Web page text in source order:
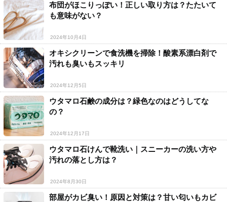
布団がほこりっぽい！正しい取り方は？たたいて
も意味がない？
2024年10月4日
オキシクリーンで食洗機を掃除！酸素系漂白剤で
汚れも臭いもスッキリ
2024年12月5日
ウタマロ石鹸の成分は？緑色なのはどうしてな
の？
2024年12月17日
ウタマロ石けんで靴洗い｜スニーカーの洗い方や
汚れの落とし方は？
2024年8月30日
部屋がカビ臭い！原因と対策は？甘い匂いもカビ